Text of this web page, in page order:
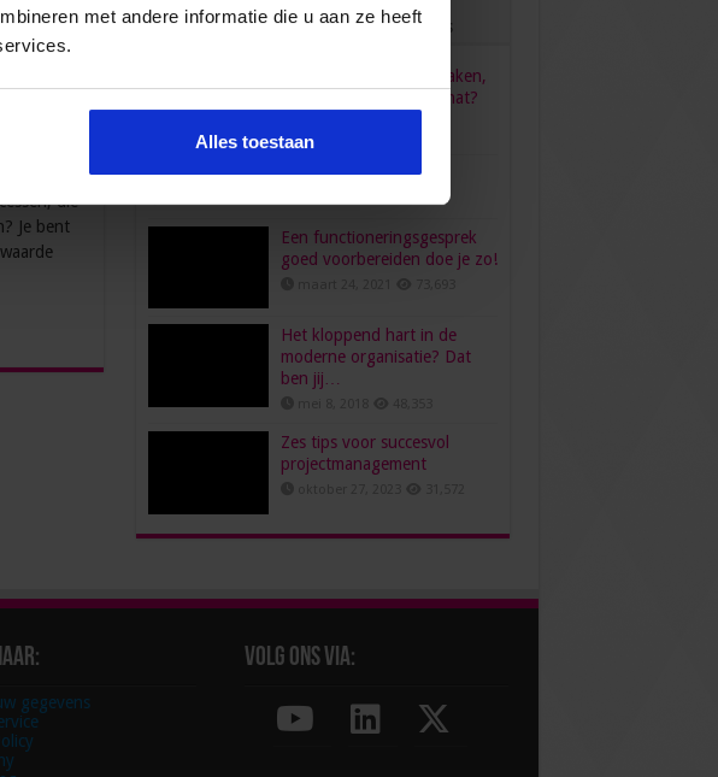
met andere informatie die u aan ze heeft
Alles toestaan
die
Je bent
Populair Recent Reacties Tags
HR, HRM, personeelszaken,
P&O… Is het één pot nat?
Wat verdient een secretaresse?
Een functioneringsgesprek
goed voorbereiden doe je zo!
Het kloppend hart in de
moderne organisatie? Dat
ben jij…
Zes tips voor succesvol
projectmanagement
gegevens
Volg ons via: